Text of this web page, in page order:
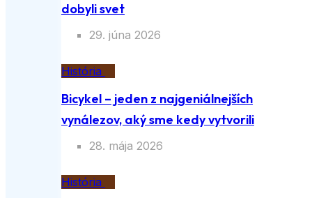
dobyli svet
29. júna 2026
História
Bicykel – jeden z najgeniálnejších
vynálezov, aký sme kedy vytvorili
28. mája 2026
História